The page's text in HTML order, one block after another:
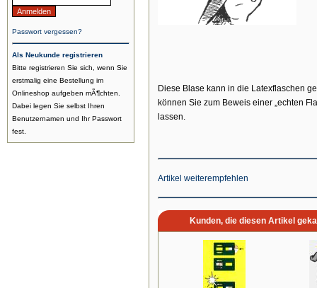
Passwort vergessen?
Als Neukunde registrieren
Bitte registrieren Sie sich, wenn Sie
erstmalig eine Bestellung im
Onlineshop aufgeben mÃ¶chten.
Dabei legen Sie selbst Ihren
Benutzernamen und Ihr Passwort
fest.
Diese Blase kann in die Latexflaschen
können Sie zum Beweis einer „echten
lassen.
Artikel weiterempfehlen
Kunden, die diesen Artikel